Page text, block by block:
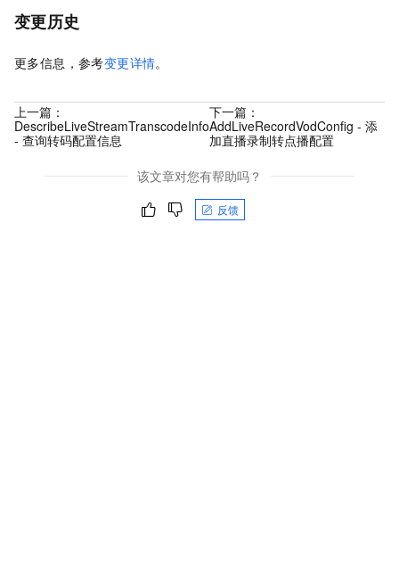
变更历史
更多信息，参考变更详情。
上一篇：
DescribeLiveStreamTranscodeInfo
- 查询转码配置信息
下一篇：
AddLiveRecordVodConfig - 添
加直播录制转点播配置
该文章对您有帮助吗？
反馈